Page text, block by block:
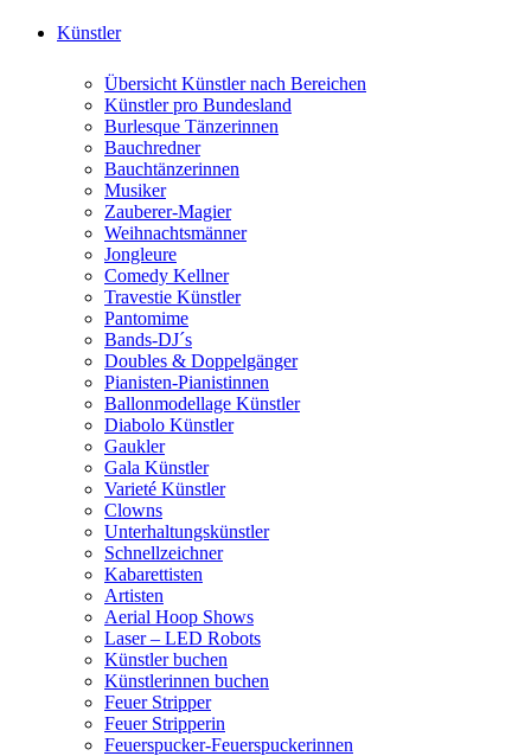
Künstler
Übersicht Künstler nach Bereichen
Künstler pro Bundesland
Burlesque Tänzerinnen
Bauchredner
Bauchtänzerinnen
Musiker
Zauberer-Magier
Weihnachtsmänner
Jongleure
Comedy Kellner
Travestie Künstler
Pantomime
Bands-DJ´s
Doubles & Doppelgänger
Pianisten-Pianistinnen
Ballonmodellage Künstler
Diabolo Künstler
Gaukler
Gala Künstler
Varieté Künstler
Clowns
Unterhaltungskünstler
Schnellzeichner
Kabarettisten
Artisten
Aerial Hoop Shows
Laser – LED Robots
Künstler buchen
Künstlerinnen buchen
Feuer Stripper
Feuer Stripperin
Feuerspucker-Feuerspuckerinnen